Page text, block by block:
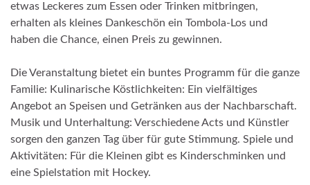
etwas Leckeres zum Essen oder Trinken mitbringen,
erhalten als kleines Dankeschön ein Tombola-Los und
haben die Chance, einen Preis zu gewinnen.
Die Veranstaltung bietet ein buntes Programm für die ganze
Familie: Kulinarische Köstlichkeiten: Ein vielfältiges
Angebot an Speisen und Getränken aus der Nachbarschaft.
Musik und Unterhaltung: Verschiedene Acts und Künstler
sorgen den ganzen Tag über für gute Stimmung. Spiele und
Aktivitäten: Für die Kleinen gibt es Kinderschminken und
eine Spielstation mit Hockey.